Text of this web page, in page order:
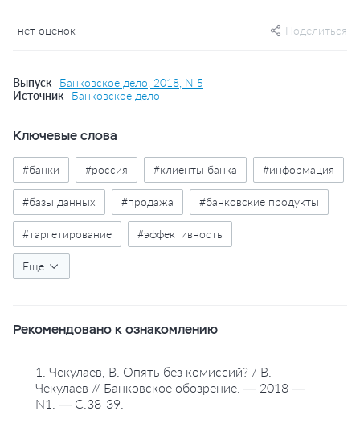
нет оценок Поделиться
Выпуск
Банковское дело, 2018, N 5
Источник
Банковское дело
Ключевые слова
#банки #россия #клиенты банка #информация
#базы данных #продажа #банковские продукты
#таргетирование #эффективность
#комиссионные доходы
#схемы
Еще
Рекомендовано к ознакомлению
1. Чекулаев, В. Опять без комиссий? / В.
Чекулаев // Банковское обозрение. — 2018 —
N1. — С.38-39.